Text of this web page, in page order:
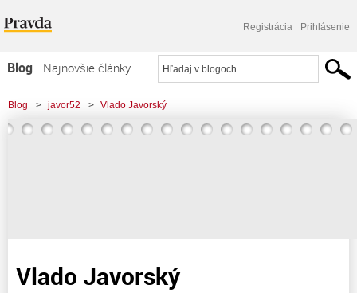
Registrácia Prihlásenie
Blog
Najnovšie články
Najčítanejšie články
Najkomentovanejšie články
Blog > javor52 > Vlado Javorský
Vlado Javorský